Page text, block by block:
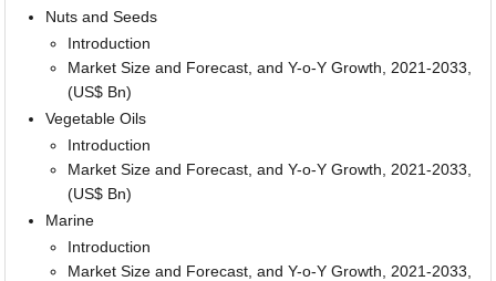
Nuts and Seeds
Introduction
Market Size and Forecast, and Y-o-Y Growth, 2021-2033,
(US$ Bn)
Vegetable Oils
Introduction
Market Size and Forecast, and Y-o-Y Growth, 2021-2033,
(US$ Bn)
Marine
Introduction
Market Size and Forecast, and Y-o-Y Growth, 2021-2033,